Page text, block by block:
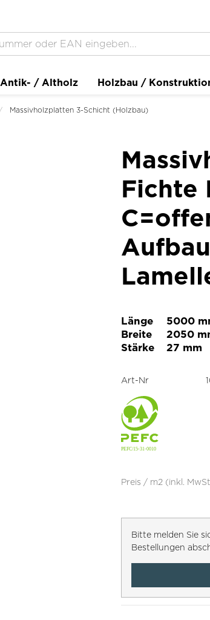
Antik- / Altholz Holzbau /
Massivholzplatten 3-Schicht (Holzbau)
Fichte
Länge
5000
Breite
2050
Stärke
27 mm
Preis / m2 (inkl.
Bitte melden Sie
Bestellungen
Art-Nr